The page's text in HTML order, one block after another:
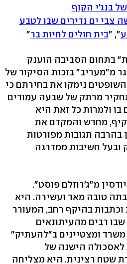
בנג'י הקוף
צבי ים נדירים שבו לטבע
", "בית חולים לחיות בר"
בתחום הסביבה הוענק
מ"מעריב" בזכות הסיקור של
נימקו את בחירתם כי
מרתק של שבעה עמודים
ולמרות כל זאת היא
מחדש והמקדם את
בהרבה תגובות מפורטות
ובעל חשיבות ממדרגה
מ"ג'רוזלם פוסט".
טובה מאד ועשירה. היא
בהיקף רחב, המעורר
רבים מהעיתונאים
ומצטיינים ב"להעתיק"
לאסכולה הישנה של
שטח רצינית. היא מצליחה